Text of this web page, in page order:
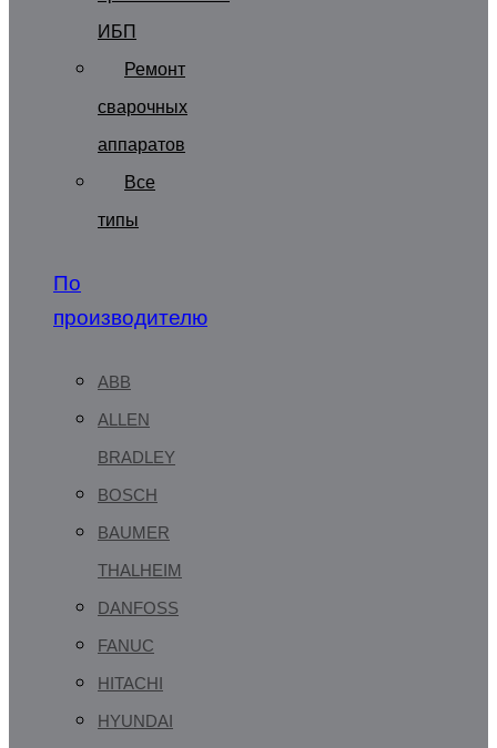
ИБП
Ремонт
сварочных
аппаратов
Все
типы
По
производителю
ABB
ALLEN
BRADLEY
BOSCH
BAUMER
THALHEIM
DANFOSS
FANUC
HITACHI
HYUNDAI